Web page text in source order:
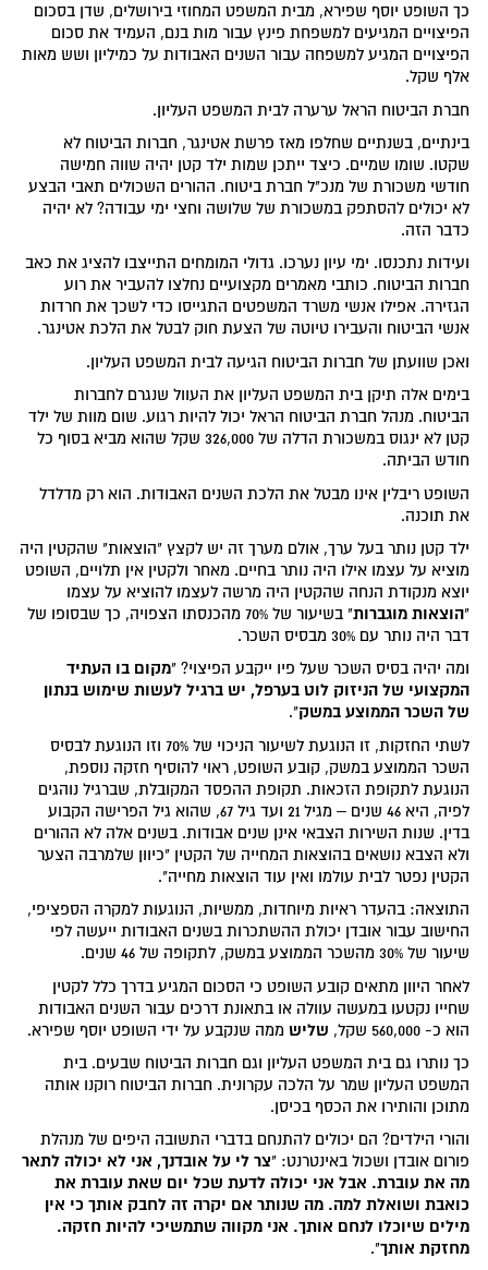
כך השופט יוסף שפירא, מבית המשפט המחוזי בירושלים, שדן בסכום
הפיצויים המגיעים למשפחת פינץ עבור מות בנם, העמיד את סכום
הפיצויים המגיע למשפחה עבור השנים האבודות על כמיליון ושש מאות
אלף שקל.
חברת הביטוח הראל ערערה לבית המשפט העליון.
בינתיים, בשנתיים שחלפו מאז פרשת אטינגר, חברות הביטוח לא
שקטו. שומו שמיים. כיצד ייתכן שמות ילד קטן יהיה שווה חמישה
חודשי משכורת של מנכ"ל חברת ביטוח. ההורים השכולים תאבי הבצע
לא יכולים להסתפק במשכורת של שלושה וחצי ימי עבודה? לא יהיה
כדבר הזה.
ועידות נתכנסו. ימי עיון נערכו. גדולי המומחים התייצבו להציג את כאב
חברות הביטוח. כותבי מאמרים מקצועיים נחלצו להעביר את רוע
הגזירה. אפילו אנשי משרד המשפטים התגייסו כדי לשכך את חרדות
אנשי הביטוח והעבירו טיוטה של הצעת חוק לבטל את הלכת אטינגר.
ואכן שוועתן של חברות הביטוח הגיעה לבית המשפט העליון.
בימים אלה תיקן בית המשפט העליון את העוול שנגרם לחברות
הביטוח. מנהל חברת הביטוח הראל יכול להיות רגוע. שום מוות של ילד
קטן לא ינגוס במשכורת הדלה של 326,000 שקל שהוא מביא בסוף כל
חודש הביתה.
השופט ריבלין אינו מבטל את הלכת השנים האבודות. הוא רק מדלדל
את תוכנה.
ילד קטן נותר בעל ערך, אולם מערך זה יש לקצץ "הוצאות" שהקטין היה
מוציא על עצמו אילו היה נותר בחיים. מאחר ולקטין אין תלויים, השופט
יוצא מנקודת הנחה שהקטין היה מרשה לעצמו להוציא על עצמו
"הוצאות מוגברות
" בשיעור של 70% מהכנסתו הצפויה, כך שבסופו של
דבר היה נותר עם 30% מבסיס השכר.
ומה יהיה בסיס השכר שעל פיו ייקבע הפיצוי? "מקום בו העתיד
המקצועי של הניזוק לוט בערפל, יש ברגיל לעשות שימוש בנתון
של השכר הממוצע במשק".
לשתי החזקות, זו הנוגעת לשיעור הניכוי של 70% וזו הנוגעת לבסיס
השכר הממוצע במשק, קובע השופט, ראוי להוסיף חזקה נוספת,
הנוגעת לתקופת הזכאות. תקופת ההפסד המקובלת, שברגיל נוהגים
לפיה, היא 46 שנים – מגיל 21 ועד גיל 67, שהוא גיל הפרישה הקבוע
בדין. שנות השירות הצבאי אינן שנים אבודות. בשנים אלה לא ההורים
ולא הצבא נושאים בהוצאות המחייה של הקטין "כיוון שלמרבה הצער
הקטין נפטר לבית עולמו ואין עוד הוצאות מחייה".
התוצאה: בהעדר ראיות מיוחדות, ממשיות, הנוגעות למקרה הספציפי,
החישוב עבור אובדן יכולת ההשתכרות בשנים האבודות ייעשה לפי
שיעור של 30% מהשכר הממוצע במשק, לתקופה של 46 שנים.
לאחר היוון מתאים קובע השופט כי הסכום המגיע בדרך כלל לקטין
שחייו נקטעו במעשה עוולה או בתאונת דרכים עבור השנים האבודות
הוא כ- 560,000 שקל,
שליש ממה שנקבע על ידי השופט יוסף שפירא.
כך נותרו גם בית המשפט העליון וגם חברות הביטוח שבעים. בית
המשפט העליון שמר על הלכה עקרונית. חברות הביטוח רוקנו אותה
מתוכן והותירו את הכסף בכיסן.
והורי הילדים? הם יכולים להתנחם בדברי התשובה היפים של מנהלת
פורום אובדן ושכול באינטרנט: "צר לי על אובדנך, אני לא יכולה לתאר
מה את עוברת. אבל אני יכולה לדעת שכל יום שאת עוברת את
כואבת ושואלת למה. מה שנותר אם יקרה זה לחבק אותך כי אין
מילים שיוכלו לנחם אותך. אני מקווה שתמשיכי להיות חזקה.
מחזקת אותך".